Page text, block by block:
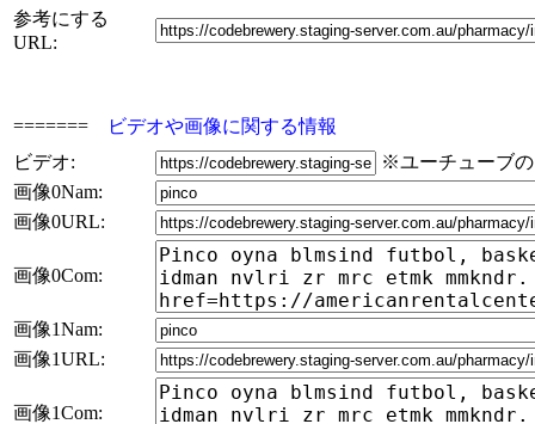
参考にする
URL:
=======
ビデオや画像に関する情報
ビデオ:
※ユーチューブ
画像0Nam:
画像0URL:
画像0Com:
画像1Nam:
画像1URL:
画像1Com: